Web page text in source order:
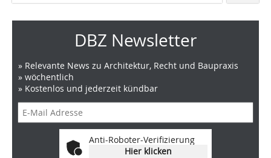
DBZ Newsletter
» Relevante News zu Architektur, Recht und Baupraxis
» wöchentlich
» Kostenlos und jederzeit kündbar
Anti-Roboter-Verifizierung
Hier klicken